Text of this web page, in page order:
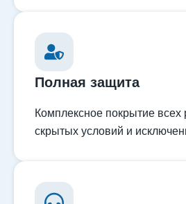
Полная защита
Комплексное покрытие всех
скрытых условий и